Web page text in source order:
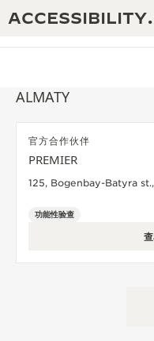
积家国际质保
积家REVERSO 1931
REVERSO翻转系列
190余年
180多项精湛技艺
ALMATY
官方合作伙伴
PREMIER
125, Bogenbay-Batyra
功能性验查